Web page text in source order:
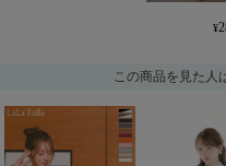
この商品を見た人